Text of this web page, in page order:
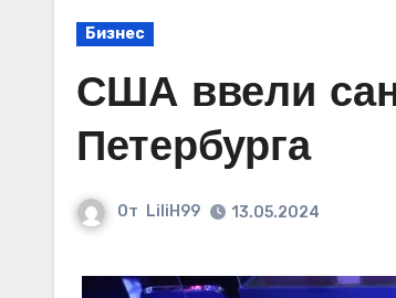
Бизнес
США ввели
Петербурга
От LiliH99 13.05.2024